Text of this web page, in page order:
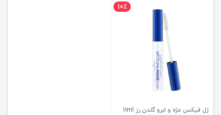
10٪
ژل فیکس مژه و ابرو گلدن رز 11ml